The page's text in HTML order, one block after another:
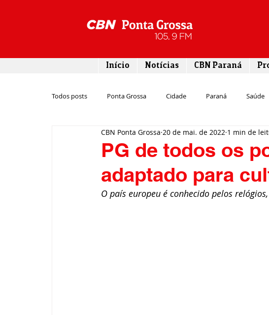
Início Notícias CBN Paraná
Todos posts Ponta Grossa Cidade Paraná Saúde
Emprego Campos Gerais Segurança
Rodovias Agronegócio Meio ambiente
PG de todos os
adaptado para
CBN Ponta Grossa 20 de mai. de 2022 1 min de
O país europeu é conhecido pelos